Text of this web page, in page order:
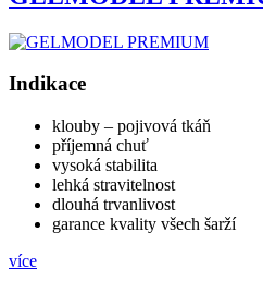
Indikace
klouby – pojivová tkáň
příjemná chuť
vysoká stabilita
lehká stravitelnost
dlouhá trvanlivost
garance kvality všech šarží
více